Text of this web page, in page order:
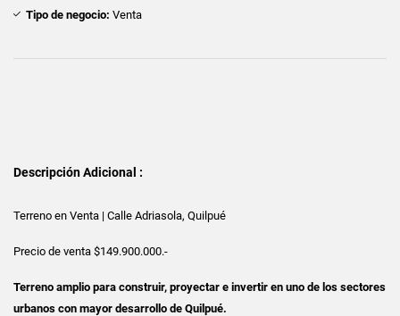
Tipo de negocio: Venta
Descripción Adicional :
Terreno en Venta | Calle Adriasola, Quilpué
Precio de venta $149.900.000.-
Terreno amplio para construir, proyectar e invertir en uno de los sectores
urbanos con mayor desarrollo de Quilpué.